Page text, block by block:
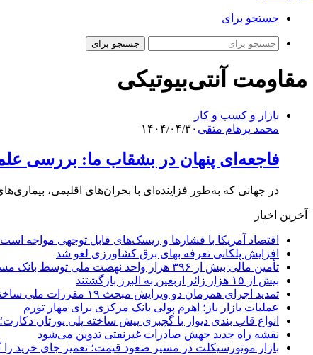
جستجو برای
جستجو برای
مقاومت آنتی‌بیوتیکی
بازار و کسب و کار
محمد پرهام متقی ۱۴۰۴/۰۴/۳۰
فاجعه‌ای پنهان در بشقاب ما: بررسی
در جهانی که به‌طور فزاینده‌ای با بحران‌های اقلیمی،
آخرین اخبار
اقتصاد آمریکا با فشارها و ریسک‌های قابل توجهی مواجه است
افزایش پلکانی تعرفه بهای برق کشاورزی لغو شد
تأمین مالی بیش از ۳۹۶ هزار واحد نهضت ملی توسط بانک مسکن
بیش از ۱۵ هزار زائر اربعین به البرز بازگشتند
تمدید اجرای همزمان دو ویرایش مبحث ۱۹ مقررات ملی ساختمان تا پایان سال
عملیات بازار باز؛ اهرم پولی بانک مرکزی برای مهار تورم
انواع قاب بندی دیوار با گچبری پیش ساخته پلی یورتان
نقشه راه جدید جهش صادرات غیرنفتی تدوین می‌شود
بازار موتورسیکلت در مسیر صعود قیمت؛ تعمیر جای خرید